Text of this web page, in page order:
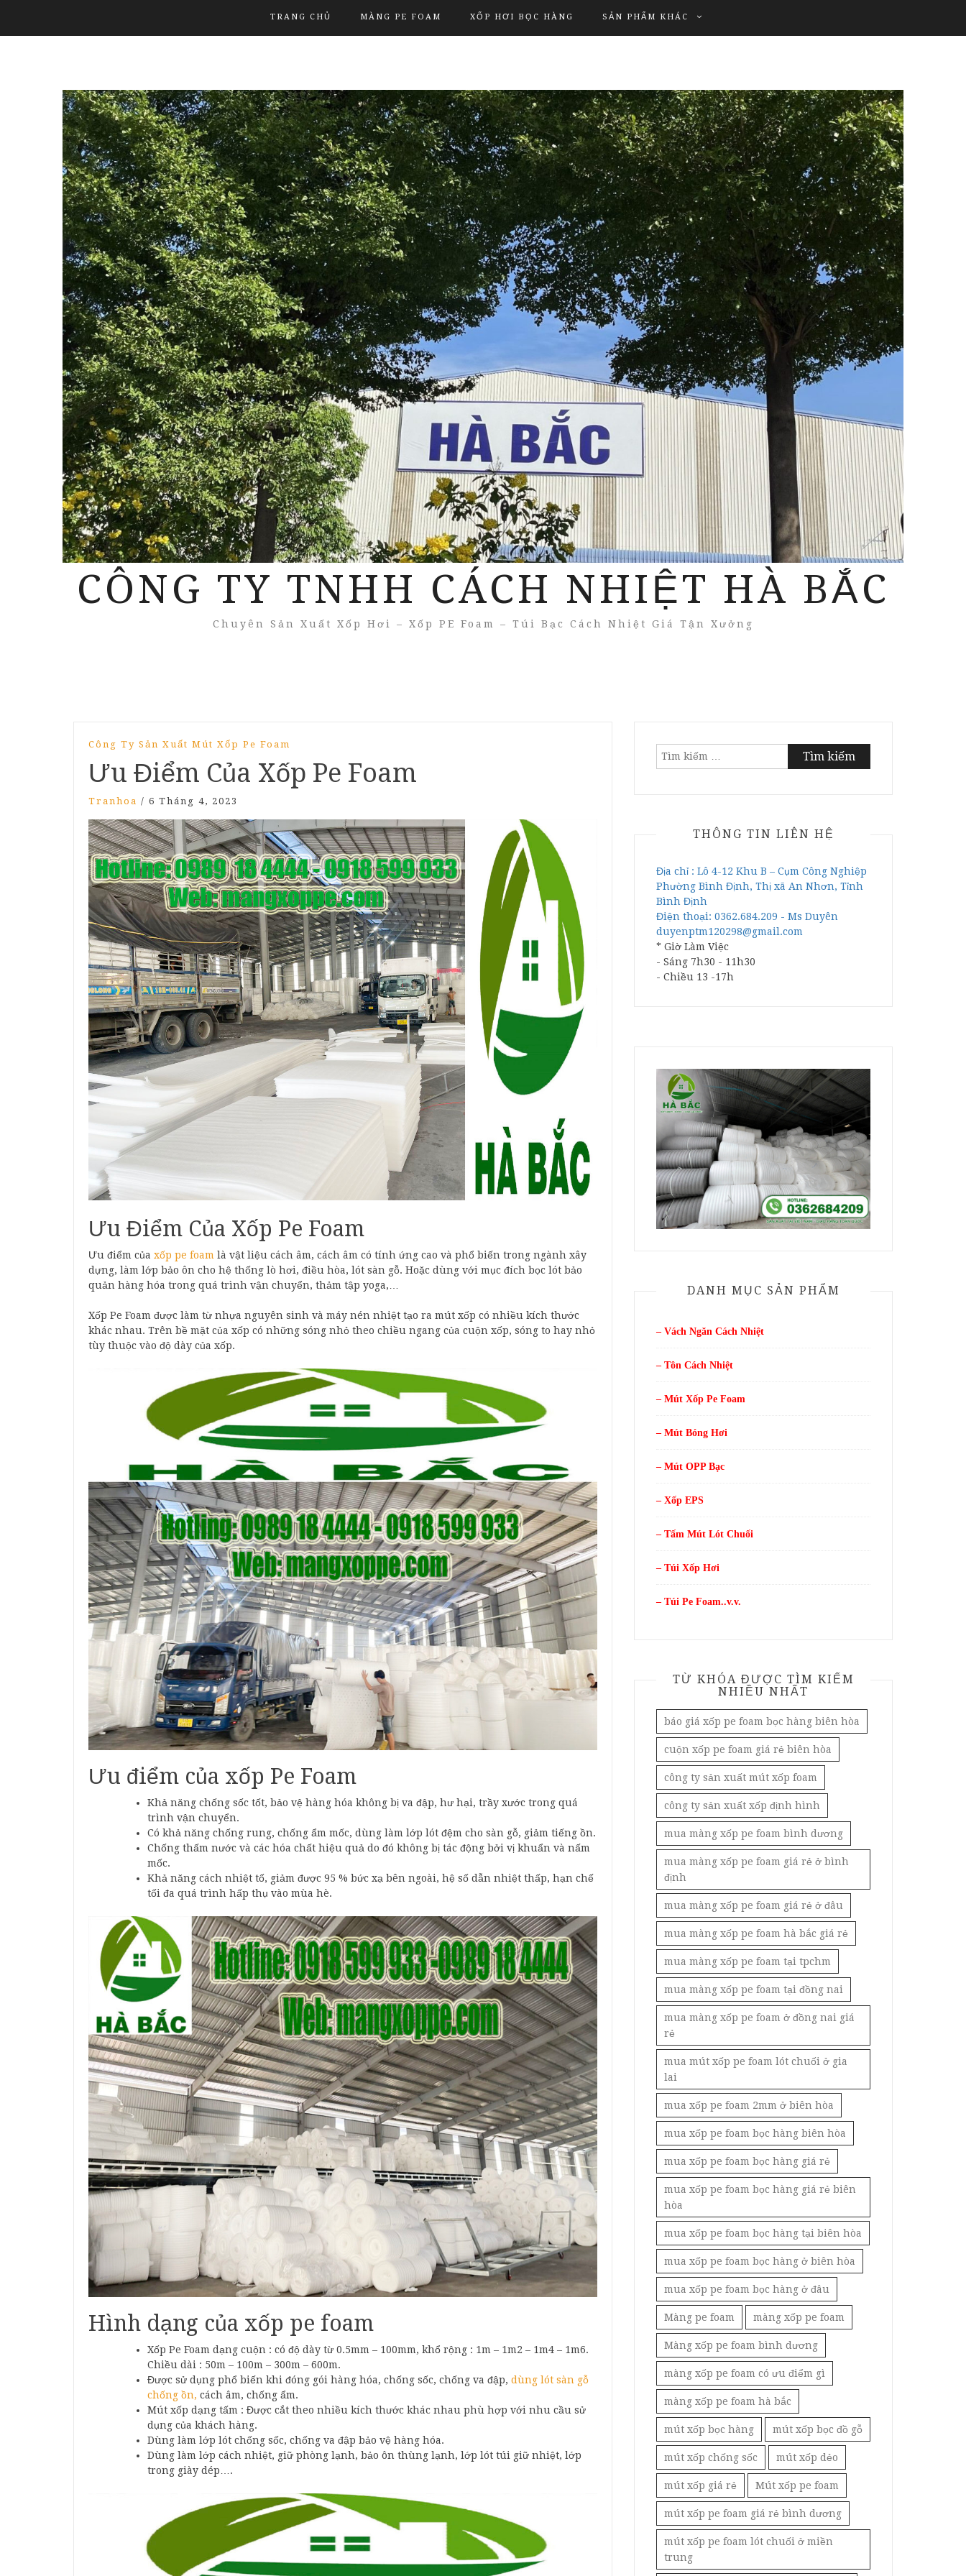
TRANG CHỦ MÀNG PE FOAM XỐP HƠI BỌC HÀNG SẢN PHẨM KHÁC
CÔNG TY TNHH CÁCH NHIỆT HÀ BẮC
Chuyên Sản Xuất Xốp Hơi – Xốp PE Foam – Túi Bạc Cách Nhiệt Giá Tận Xưởng
Công Ty Sản Xuất Mút Xốp Pe Foam
Ưu Điểm Của Xốp Pe Foam
Tranhoa / 6 Tháng 4, 2023
Ưu Điểm Của Xốp Pe Foam
Ưu điểm của xốp pe foam là vật liệu cách âm, cách âm có tính ứng cao và phổ biến trong ngành xây
dựng, làm lớp bảo ôn cho hệ thống lò hơi, điều hòa, lót sàn gỗ. Hoặc dùng với mục đích bọc lót bảo
quản hàng hóa trong quá trình vận chuyển, thảm tập yoga,…
Xốp Pe Foam được làm từ nhựa nguyên sinh và máy nén nhiệt tạo ra mút xốp có nhiều kích thước
khác nhau. Trên bề mặt của xốp có những sóng nhỏ theo chiều ngang của cuộn xốp, sóng to hay nhỏ
tùy thuộc vào độ dày của xốp.
Ưu điểm của xốp Pe Foam
Khả năng chống sốc tốt, bảo vệ hàng hóa không bị va đập, hư hại, trầy xước trong quá
trình vận chuyển.
Có khả năng chống rung, chống ẩm mốc, dùng làm lớp lót đệm cho sàn gỗ, giảm tiếng ồn.
Chống thấm nước và các hóa chất hiệu quả do đó không bị tác động bởi vị khuẩn và nấm
mốc.
Khả năng cách nhiệt tố, giảm được 95 % bức xạ bên ngoài, hệ số dẫn nhiệt thấp, hạn chế
tối đa quá trình hấp thụ vào mùa hè.
Hình dạng của xốp pe foam
Xốp Pe Foam dạng cuộn : có độ dày từ 0.5mm – 100mm, khổ rộng : 1m – 1m2 – 1m4 – 1m6.
Chiều dài : 50m – 100m – 300m – 600m.
Được sử dụng phổ biến khi đóng gói hàng hóa, chống sốc, chống va đập, dùng lót sàn gỗ
chống ồn, cách âm, chống ẩm.
Mút xốp dạng tấm : Được cắt theo nhiều kích thước khác nhau phù hợp với nhu cầu sử
dụng của khách hàng.
Dùng làm lớp lót chống sốc, chống va đập bảo vệ hàng hóa.
Dùng làm lớp cách nhiệt, giữ phòng lạnh, bảo ôn thùng lạnh, lớp lót túi giữ nhiệt, lớp
trong giày dép….
Tìm
THÔNG TIN LIÊN HỆ
Địa chỉ : Lô 4-12 Khu B – Cụm Công Nghiệp
Phường Bình Định, Thị xã An Nhơn, Tỉnh
Bình Định
Điện thoại: 0362.684.209 - Ms Duyên
duyenptm120298@gmail.com
* Giờ Làm Việc
- Sáng 7h30 - 11h30
- Chiều 13 -17h
DANH MỤC SẢN PHẨM
– Vách Ngăn Cách Nhiệt
– Tôn Cách Nhiệt
– Mút Xốp Pe Foam
– Mút Bóng Hơi
– Mút OPP Bạc
– Xốp EPS
– Tấm Mút Lót Chuối
– Túi Xốp Hơi
– Túi Pe Foam..v.v.
TỪ KHÓA ĐƯỢC TÌM KIẾM
NHIỀU NHẤT
báo giá xốp pe foam bọc hàng biên hòa
cuộn xốp pe foam giá rẻ biên hòa
công ty sản xuất mút xốp foam
công ty sản xuất xốp định hình
mua màng xốp pe foam bình dương
mua màng xốp pe foam giá rẻ ở bình
định
mua màng xốp pe foam giá rẻ ở đâu
mua màng xốp pe foam hà bắc giá rẻ
mua màng xốp pe foam tại tpchm
mua màng xốp pe foam tại đồng nai
mua màng xốp pe foam ở đồng nai giá
rẻ
mua mút xốp pe foam lót chuối ở gia
lai
mua xốp pe foam 2mm ở biên hòa
mua xốp pe foam bọc hàng biên hòa
mua xốp pe foam bọc hàng giá rẻ
mua xốp pe foam bọc hàng giá rẻ biên
hòa
mua xốp pe foam bọc hàng tại biên hòa
mua xốp pe foam bọc hàng ở biên hòa
mua xốp pe foam bọc hàng ở đâu
Màng pe foam màng xốp pe foam
Màng xốp pe foam bình dương
màng xốp pe foam có ưu điểm gì
màng xốp pe foam hà bắc
mút xốp bọc hàng mút xốp bọc đồ gỗ
mút xốp chống sốc mút xốp dẻo
mút xốp giá rẻ Mút xốp pe foam
mút xốp pe foam giá rẻ bình dương
mút xốp pe foam lót chuối ở miền
trung